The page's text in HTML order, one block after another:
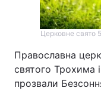
Церковне свято
Православна
святого Трохима
прозвали